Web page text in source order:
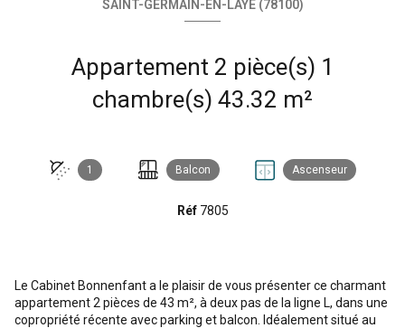
SAINT-GERMAIN-EN-LAYE (78100)
Appartement 2 pièce(s) 1
chambre(s) 43.32 m²
1 Balcon Ascenseur
Réf 7805
Le Cabinet Bonnenfant a le plaisir de vous présenter ce charmant
appartement 2 pièces de 43 m², à deux pas de la ligne L, dans une
copropriété récente avec parking et balcon. Idéalement situé au